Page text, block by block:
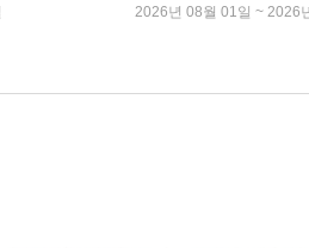
2026년 08월 01일 ~ 2026